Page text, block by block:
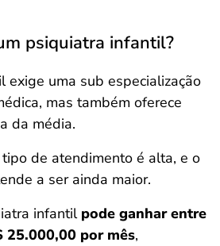
psiquiatra infantil?
exige uma sub especialização
mas também oferece
da média.
de atendimento é alta, e o
a ser ainda maior.
infantil pode ganhar entre
25.000,00 por mês,